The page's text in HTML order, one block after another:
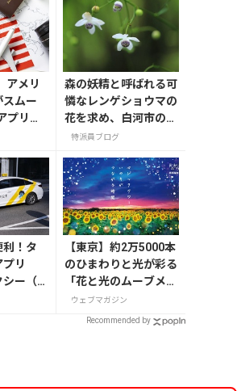
アメリ
スムー
プリの
方を
森の妖精と呼ばれる可
憐なレンゲショウマの
花を求め、白河市の天
狗山へ行って来まし
特派員ブログ
利！タ
リ
シー（K
登録・
【東京】約2万5000本
のひまわりと光が彩る
「花と光のムーブメン
ト」が葛西臨海公園で
7月31日から開催
ウェブマガジン
Recommended by